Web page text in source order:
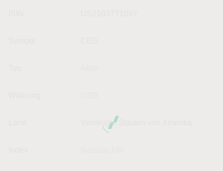
Vereinigte Staaten von Amerika